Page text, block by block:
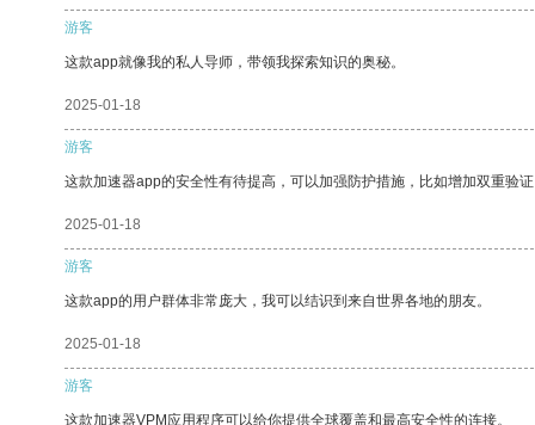
游客
这款app就像我的私人导师，带领我探索知识的奥秘。
2025-01-18
游客
这款加速器app的安全性有待提高，可以加强防护措施，比如增加双重验
2025-01-18
游客
这款app的用户群体非常庞大，我可以结识到来自世界各地的朋友。
2025-01-18
游客
这款加速器VPM应用程序可以给你提供全球覆盖和最高安全性的连接。